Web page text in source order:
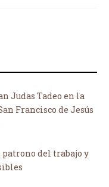
Judas Tadeo en la
Francisco de Jesús
patrono del trabajo y